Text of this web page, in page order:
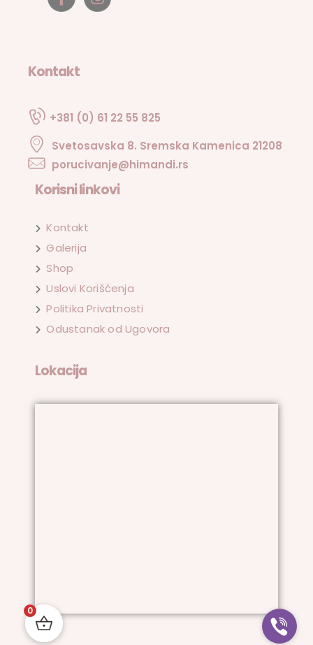
Kontakt
+381 (0) 61 22 55 825
Svetosavska 8. Sremska Kamenica 21208
porucivanje@himandi.rs
Korisni linkovi
Kontakt
Galerija
Shop
Uslovi Korišćenja
Politika Privatnosti
Odustanak od Ugovora
Lokacija
0